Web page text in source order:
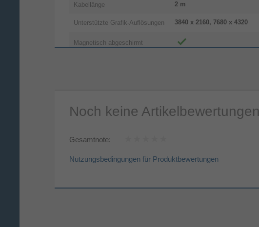
Kabellänge 2 m
Unterstützte Grafik-Auflösungen 3840 x 2160, 7680 x 4320
Magnetisch abgeschirmt
Produktfarbe Schwarz
Bandbreite
3D
Noch keine Artikelbewertungen
Gesamtnote:
Nutzungsbedingungen für Produktbewertungen